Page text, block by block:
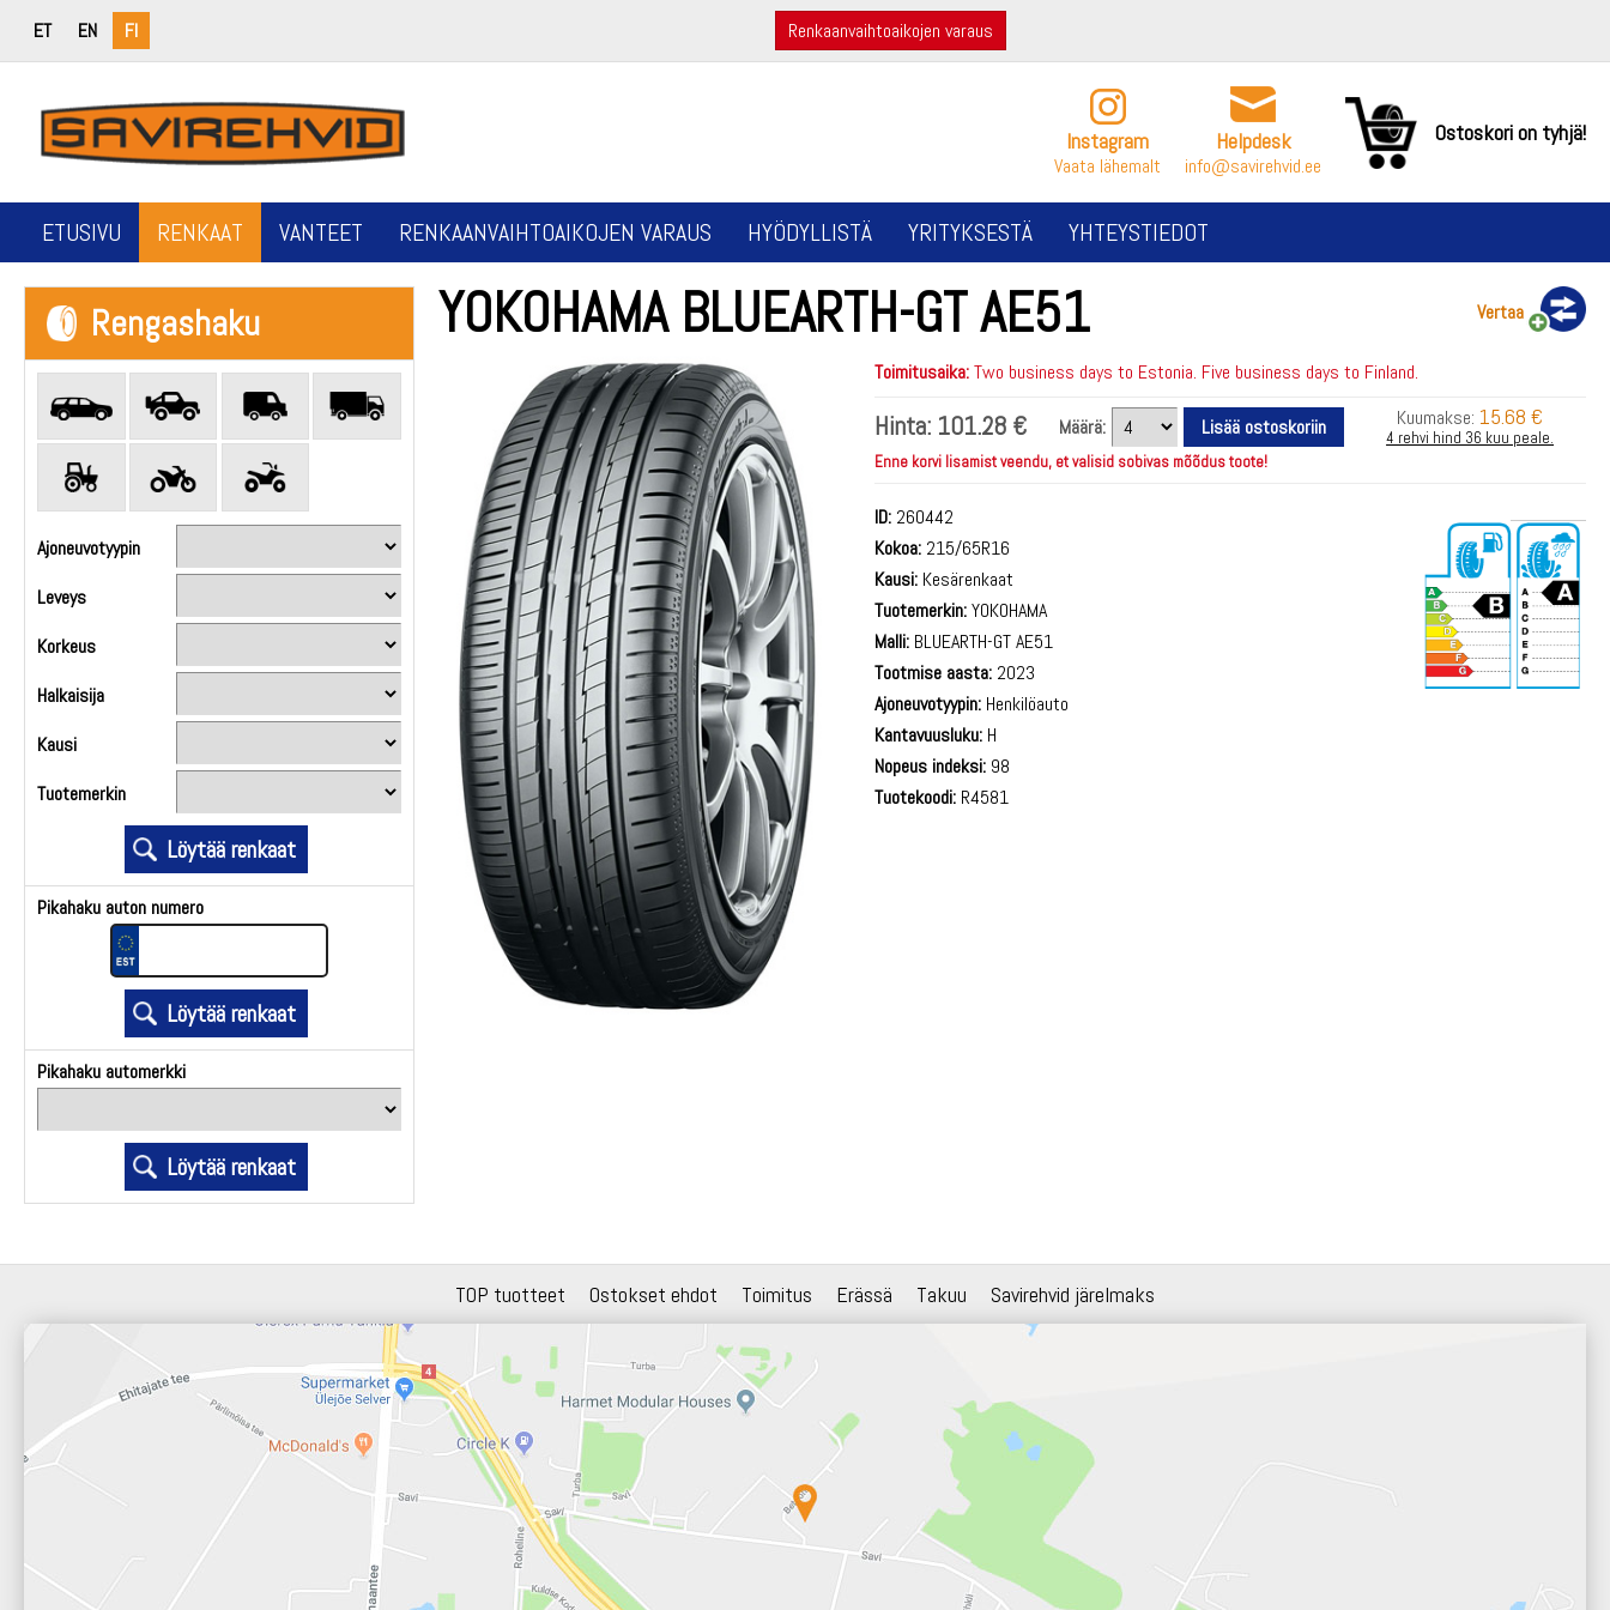
ET EN FI Renkaanvaihtoaikojen varaus
Instagram
Vaata lähemalt
Helpdesk
info@savirehvid.ee
Ostoskori on tyhjä!
ETUSIVU RENKAAT VANTEET RENKAANVAIHTOAIKOJEN VARAUS HYÖDYLLISTÄ YRITYKSESTÄ YHTEYSTIEDOT
Rengashaku
Ajoneuvotyypin
Leveys
Korkeus
Halkaisija
Kausi
Tuotemerkin
Pikahaku auton numero
Pikahaku automerkki
YOKOHAMA BLUEARTH-GT AE51 Vertaa
Toimitusaika:Two business days to Estonia. Five business days to Finland.
Hinta: 101.28 € Määrä: Kuumakse: 15.68 €
4 rehvi hind 36 kuu peale.
Enne korvi lisamist veendu, et valisid sobivas mõõdus toote!
ID: 260442
Kokoa: 215/65R16
Kausi: Kesärenkaat
Tuotemerkin:YOKOHAMA
Malli: BLUEARTH-GT AE51
Tootmise aasta: 2023
Ajoneuvotyypin: Henkilöauto
Kantavuusluku: H
Nopeus indeksi: 98
Tuotekoodi: R4581
TOP tuotteet Ostokset ehdot Toimitus Erässä Takuu Savirehvid järelmaks